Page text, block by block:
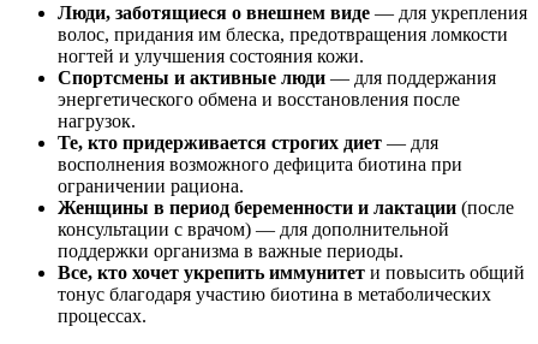
Люди, заботящиеся о внешнем виде — для укрепления
волос, придания им блеска, предотвращения ломкости
ногтей и улучшения состояния кожи.
Спортсмены и активные люди — для поддержания
энергетического обмена и восстановления после
нагрузок.
Те, кто придерживается строгих диет — для
восполнения возможного дефицита биотина при
ограничении рациона.
Женщины в период беременности и лактации (после
консультации с врачом) — для дополнительной
поддержки организма в важные периоды.
Все, кто хочет укрепить иммунитет и повысить общий
тонус благодаря участию биотина в метаболических
процессах.